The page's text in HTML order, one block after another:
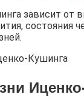
зависит от
состояния